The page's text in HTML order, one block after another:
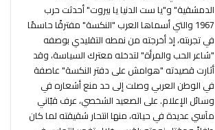
الدمشقية" و"يا ست الدنيا يا بيروت" أحدثت حرب
1967 والتي أسماها العرب "النكسة" مفترقًا حاسمًا
في تجربته، إذ أخرجته من نمطه التقليدي بوصفه
"شاعر الحب والمرأة" لتدخله معترك السياسة، وقد
أثارت قصيدته "هوامش على دفتر النكسة" عاصفة
في الوطن العربي وصلت إلى حد منع أشعاره في
وسائل الإعلام. على الصعيد الشخصي، عرف قبّاني
مآسي عديدة في حياته، منها انتحار شقيقته لما كان